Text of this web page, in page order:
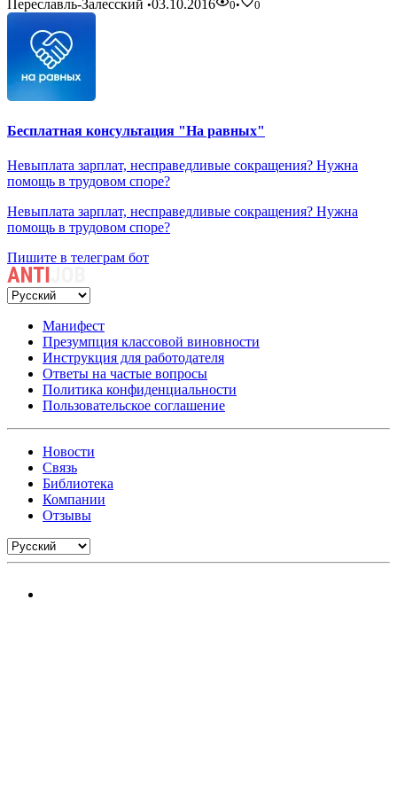
Переславль-Залесский •03.10.2016 0• 0
Бесплатная консультация "На равных"
Невыплата зарплат, несправедливые сокращения? Нужна
помощь в трудовом споре?
Невыплата зарплат, несправедливые сокращения? Нужна
помощь в трудовом споре?
Пишите в телеграм бот
Манифест
Презумпция классовой виновности
Инструкция для работодателя
Ответы на частые вопросы
Политика конфиденциальности
Пользовательское соглашение
Новости
Связь
Библиотека
Компании
Отзывы